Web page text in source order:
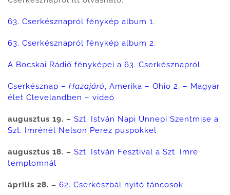
63. Cserkésznapról fénykép album 1.
63. Cserkésznapról fénykép album 2.
A Bocskai Rádió fényképei a 63. Cserkésznapról.
Cserkésznap – Hazajáró, Amerika – Ohio 2. – Magyar
élet Clevelandben – videó
augusztus 19. – Szt. István Napi Ünnepi Szentmise a
Szt. Imrénél Nelson Perez püspökkel
augusztus 18. – Szt. István Fesztival a Szt. Imre
templomnál
április 28. – 62. Cserkészbál nyitó táncosok